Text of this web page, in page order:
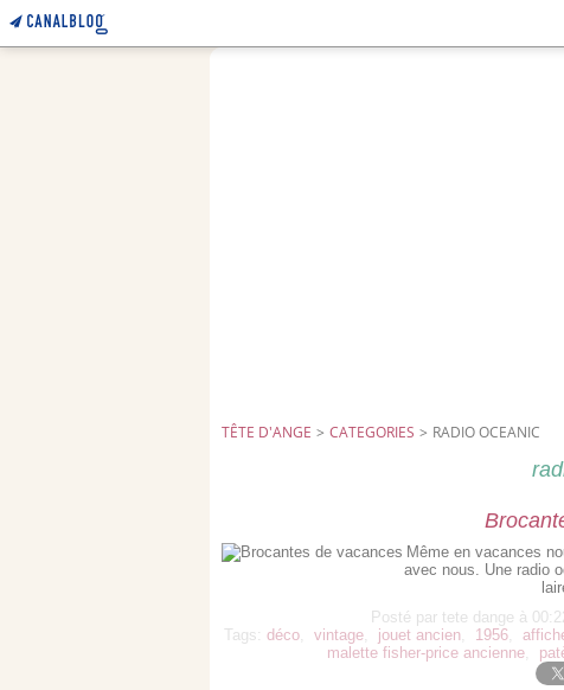
TÊTE D'ANGE > CATEGORIES > RADIO OCEANIC
Même en vacances
avec nous. Une radio
Posté par tete dange à
Tags: déco, vintage, jouet ancien, 1956,
malette fisher-price ancienne,